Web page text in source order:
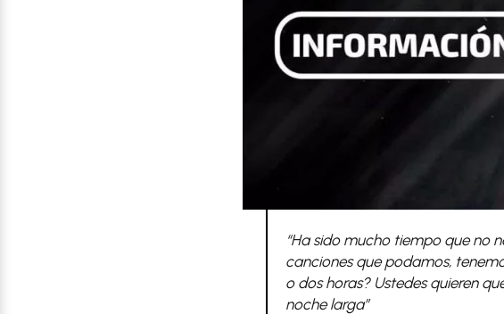
“Ha sido mucho tiempo que no
canciones que podamos,
o dos horas? Ustedes quieren
noche larga”